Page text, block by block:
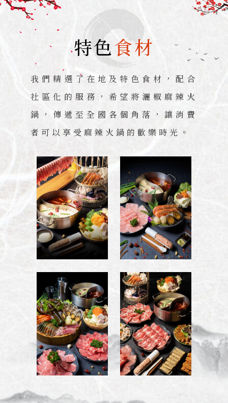
特色食材
我們精選了在地及特色食材，配合
社區化的服務，希望將灑椒麻辣火
鍋，傳遞至全國各個角落，讓消費
者可以享受麻辣火鍋的歡樂時光。